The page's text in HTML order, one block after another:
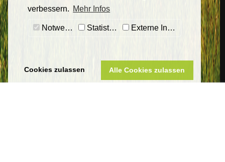
verbessern. Mehr Infos
Notwendig Statistiken Externe Inhalte
Cookies zulassen Alle Cookies zulassen